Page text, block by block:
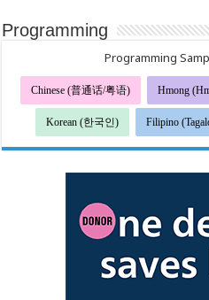
Programming
Programming
Chinese (普通话/粤语) Hmong
Korean (한국인) Filipino